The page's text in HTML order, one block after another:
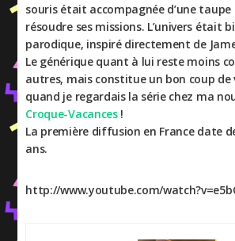
souris était accompagnée d’une taupe
résoudre ses missions. L’univers était
parodique, inspiré directement de
Le générique quant à lui reste moins
autres, mais constitue un bon coup de
quand je regardais la série chez ma
Croque-Vacances!
La première diffusion en France date
ans.
http://www.youtube.com/